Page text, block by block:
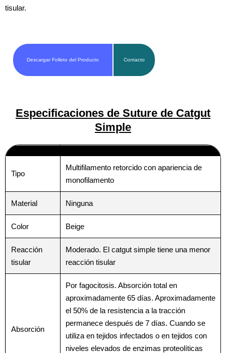
tisular.
Descargar Folleto del Producto Contacto
Especificaciones de Suture de Catgut
Simple
Tipo
Multifilamento retorcido con apariencia de
monofilamento
Material Ninguna
Color Beige
Reacción
tisular
Moderado. El catgut simple tiene una menor
reacción tisular
Absorción
Por fagocitosis. Absorción total en
aproximadamente 65 días. Aproximadamente
el 50% de la resistencia a la tracción
permanece después de 7 días. Cuando se
utiliza en tejidos infectados o en tejidos con
niveles elevados de enzimas proteolíticas